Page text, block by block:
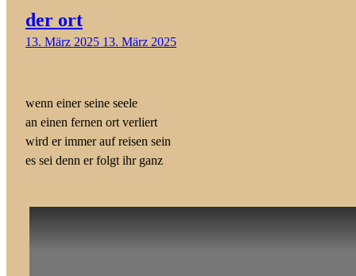
der ort
13. März 2025 13. März 2025
wenn einer seine seele
an einen fernen ort verliert
wird er immer auf reisen sein
es sei denn er folgt ihr ganz